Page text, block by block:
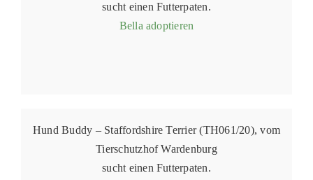
sucht einen Futterpaten.
Bella adoptieren
Hund Buddy – Staffordshire Terrier (TH061/20), vom
Tierschutzhof Wardenburg
sucht einen Futterpaten.